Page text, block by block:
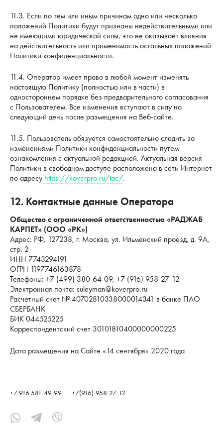
11.3. Если по тем или иным причинам одно или несколько
положений Политики будут признаны недействительными или
не имеющими юридической силы, это не оказывает влияния
на действительность или применимость остальных положений
Политики конфиденциальности.
11.4. Оператор имеет право в любой момент изменять
настоящую Политику (полностью или в части) в
одностороннем порядке без предварительного согласования
с Пользователем. Все изменения вступают в силу на
следующий день после размещения на Веб-сайте.
11.5. Пользователь обязуется самостоятельно следить за
изменениями Политики конфиденциальности путем
ознакомления с актуальной редакцией. Актуальная версия
Политики в свободном доступе расположена в сети Интернет
по адресу https://koverpro.ru/tac/.
12. Контактные данные Оператора
Общество с ограниченной ответственностью «РАДЖАБ
КАРПЕТ» (ООО «РК»)
Адрес: РФ, 127238, г. Москва, ул. Ильменский проезд, д. 9А,
стр. 2
ИНН 7743294191
ОГРН 1197746163878
Телефоны: +7 (499) 380-64-09, +7 (916) 958-27-12
Электронная почта: suleyman@koverpro.ru
Расчетный счет № 40702810338000014341 в банке ПАО
СБЕРБАНК
БИК 044525225
Корреспондентский счет 30101810400000000225
Дата размещения на Сайте «14 сентября» 2020 года
+7 916 581-49-99 +7(916)-958-27-12